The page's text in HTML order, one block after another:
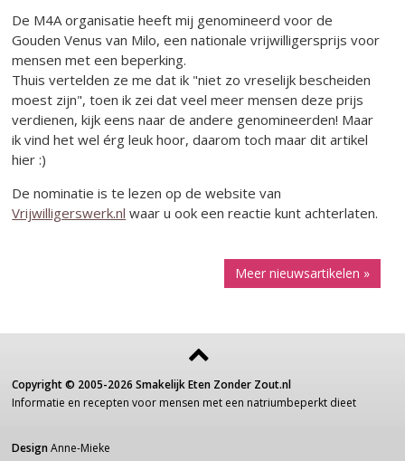
De M4A organisatie heeft mij genomineerd voor de
Gouden Venus van Milo, een nationale vrijwilligersprijs voor
mensen met een beperking.
Thuis vertelden ze me dat ik "niet zo vreselijk bescheiden
moest zijn", toen ik zei dat veel meer mensen deze prijs
verdienen, kijk eens naar de andere genomineerden! Maar
ik vind het wel érg leuk hoor, daarom toch maar dit artikel
hier :)
De nominatie is te lezen op de website van
Vrijwilligerswerk.nl waar u ook een reactie kunt achterlaten.
Meer nieuwsartikelen »
Copyright © 2005-2026 Smakelijk Eten Zonder Zout.nl
Informatie en recepten voor mensen met een natriumbeperkt dieet
Design Anne-Mieke